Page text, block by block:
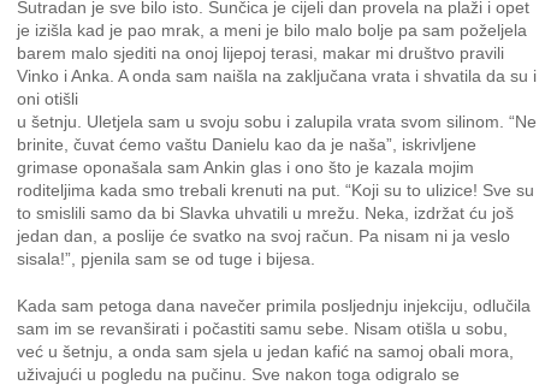
Sutradan je sve bilo isto. Sunčica je cijeli dan provela na plaži i opet
je izišla kad je pao mrak, a meni je bilo malo bolje pa sam poželjela
barem malo sjediti na onoj lijepoj terasi, makar mi društvo pravili
Vinko i Anka. A onda sam naišla na zaključana vrata i shvatila da su i
oni otišli
u šetnju. Uletjela sam u svoju sobu i zalupila vrata svom silinom. “Ne
brinite, čuvat ćemo vaštu Danielu kao da je naša”, iskrivljene
grimase oponašala sam Ankin glas i ono što je kazala mojim
roditeljima kada smo trebali krenuti na put. “Koji su to ulizice! Sve su
to smislili samo da bi Slavka uhvatili u mrežu. Neka, izdržat ću još
jedan dan, a poslije će svatko na svoj račun. Pa nisam ni ja veslo
sisala!”, pjenila sam se od tuge i bijesa.
Kada sam petoga dana navečer primila posljednju injekciju, odlučila
sam im se revanširati i počastiti samu sebe. Nisam otišla u sobu,
već u šetnju, a onda sam sjela u jedan kafić na samoj obali mora,
uživajući u pogledu na pučinu. Sve nakon toga odigralo se